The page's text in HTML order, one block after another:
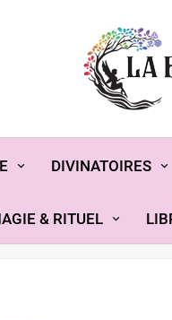
DIVINATOIRES
& RITUEL